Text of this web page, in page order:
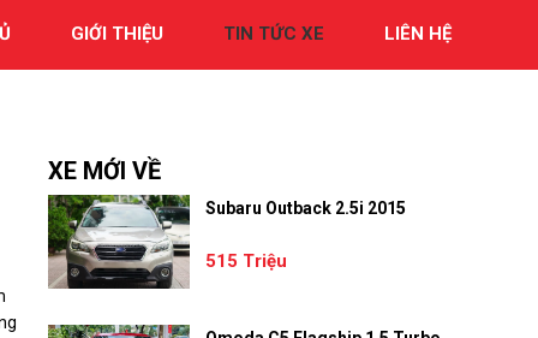
GIỚI THIỆU TIN TỨC XE LIÊN HỆ
XE MỚI VỀ
Subaru Outback 2.5i 2015
515 Triệu